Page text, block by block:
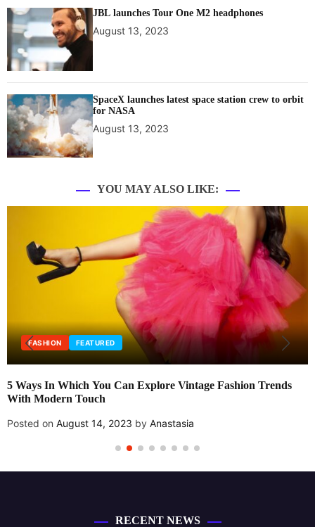
JBL launches Tour One M2 headphones
August 13, 2023
SpaceX launches latest space station crew to orbit
for NASA
August 13, 2023
YOU MAY ALSO LIKE:
FASHION FEATURED
Ways In Which You Can Explore Vintage Fashion Trends
Modern Touch
onAugust 14, 2023 byAnastasia
RECENT NEWS